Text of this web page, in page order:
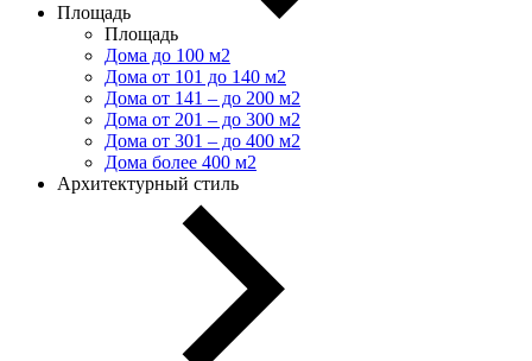
Площадь
Площадь
Дома до 100 м2
Дома от 101 до 140 м2
Дома от 141 – до 200 м2
Дома от 201 – до 300 м2
Дома от 301 – до 400 м2
Дома более 400 м2
Архитектурный стиль